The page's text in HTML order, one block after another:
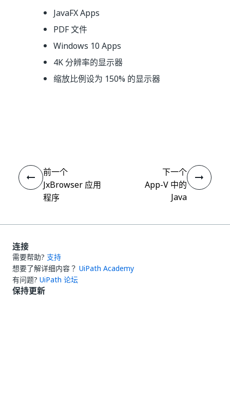
JavaFX Apps
PDF 文件
Windows 10 Apps
4K 分辨率的显示器
缩放比例设为 150% 的显示器
前一个
JxBrowser 应用
程序
下一个
App-V 中的
Java
连接
需要帮助? 支持
想要了解详细内容？ UiPath Academy
有问题? UiPath 论坛
保持更新